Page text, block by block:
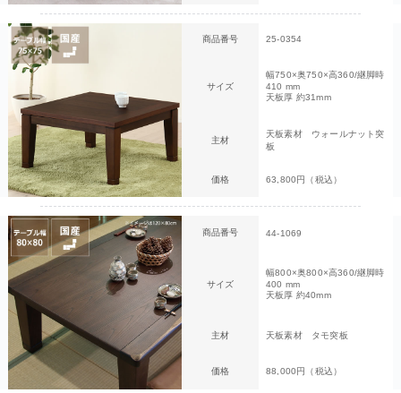
商品番号 25-0354
サイズ
幅750×奥750×高360/継脚時
410 mm
天板厚 約31mm
主材
天板素材 ウォールナット突
板
価格 63,800円（税込）
商品番号 44-1069
サイズ
幅800×奥800×高360/継脚時
400 mm
天板厚 約40mm
主材 天板素材 タモ突板
価格 88,000円（税込）